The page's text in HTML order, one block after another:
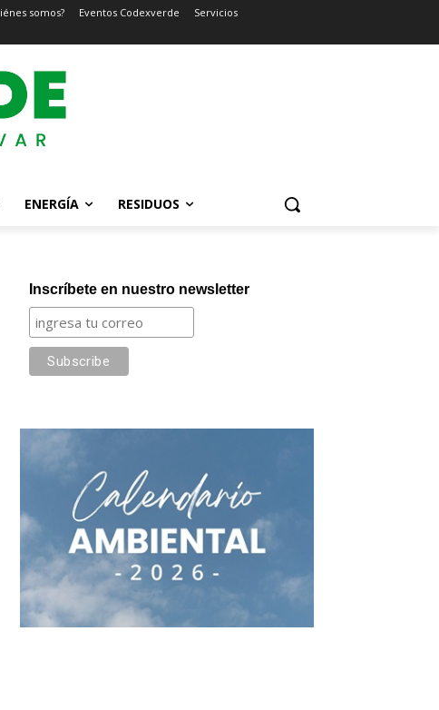
somos? Eventos Codexverde Servicios
ENERGÍA RESIDUOS
Inscríbete en nuestro newsletter